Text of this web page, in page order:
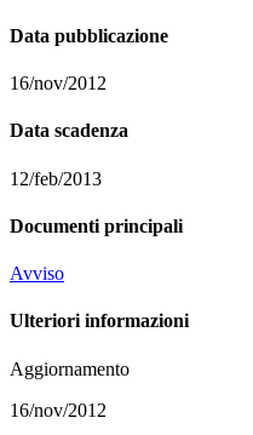
Data pubblicazione
16/nov/2012
Data scadenza
12/feb/2013
Documenti principali
Avviso
Ulteriori informazioni
Aggiornamento
16/nov/2012